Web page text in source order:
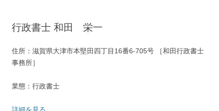
行政書士 和田 栄一
住所：滋賀県大津市本堅田四丁目16番6-705号 ［和田行政書士
事務所］
業態：行政書士